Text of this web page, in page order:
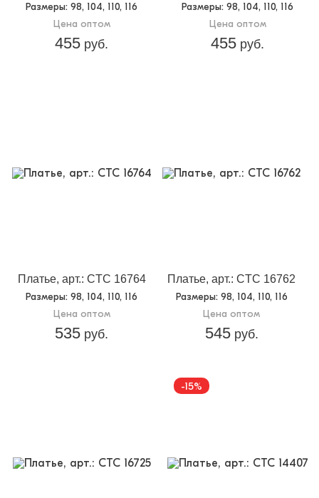
Размеры: 98, 104, 110, 116
Цена оптом
455 руб.
Размеры: 98, 104, 110, 116
Цена оптом
455 руб.
Платье, арт.: CTC 16764
Размеры: 98, 104, 110, 116
Цена оптом
535 руб.
Платье, арт.: CTC 16762
Размеры: 98, 104, 110, 116
Цена оптом
545руб.
-15%